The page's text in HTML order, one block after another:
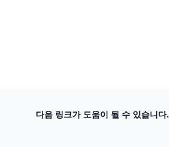
다음 링크가 도움이 될 수 있습니다.